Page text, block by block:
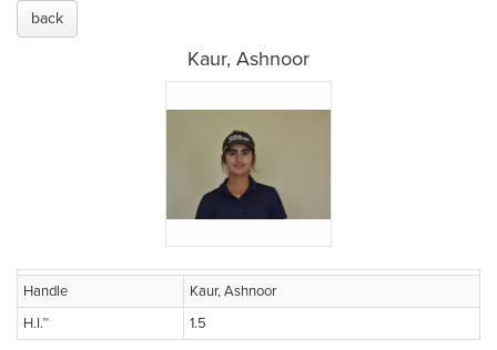
back
Kaur, Ashnoor
Handle
Kaur, Ashnoor
H.I.™
1.5